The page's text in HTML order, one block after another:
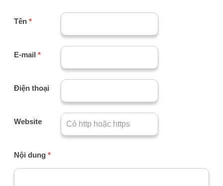
Tên *
E-mail *
Điện thoại
Website
Nội dung *